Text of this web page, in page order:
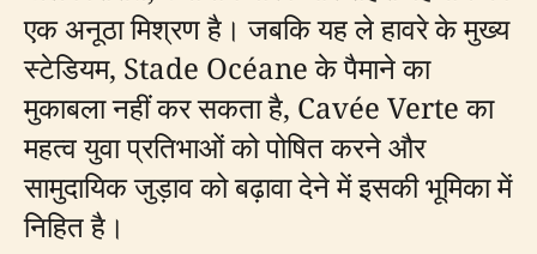
एक अनूठा मिश्रण है। जबकि यह ले हावरे के मुख्य
स्टेडियम, Stade Océane के पैमाने का
मुकाबला नहीं कर सकता है, Cavée Verte का
महत्व युवा प्रतिभाओं को पोषित करने और
सामुदायिक जुड़ाव को बढ़ावा देने में इसकी भूमिका में
निहित है।